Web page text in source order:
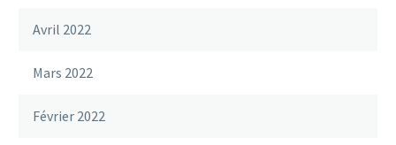
Avril 2022
Mars 2022
Février 2022